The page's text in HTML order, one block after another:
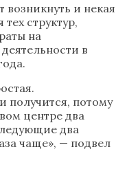
и некая
структур,
на
в
получится, потому
центре два
два
чаще», — подвел